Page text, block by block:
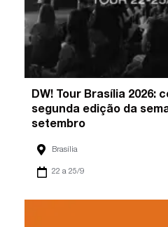
DW! Tour Brasília 2026:
segunda edição da
setembro
Brasília
22 a 25/9